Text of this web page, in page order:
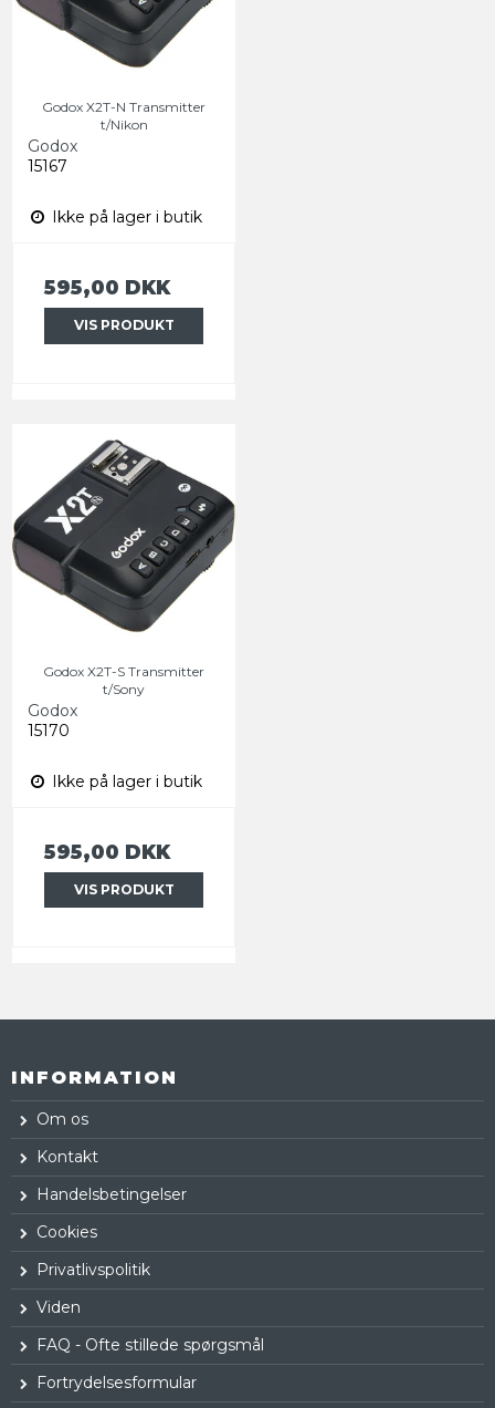
Godox X2T-N Transmitter
t/Nikon
Godox
15167
Ikke på lager i butik
595,00 DKK
VIS PRODUKT
Godox X2T-S Transmitter
t/Sony
Godox
15170
Ikke på lager i butik
595,00 DKK
VIS PRODUKT
INFORMATION
Om os
Kontakt
Handelsbetingelser
Cookies
Privatlivspolitik
Viden
FAQ - Ofte stillede spørgsmål
Fortrydelsesformular